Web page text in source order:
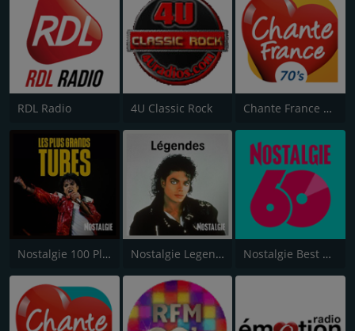
RDL Radio 4U Classic Rock Chante France 70's
Nostalgie 100 Plus Grandes Chansons Nostalgie Legendes Nostalgie Best of 60's